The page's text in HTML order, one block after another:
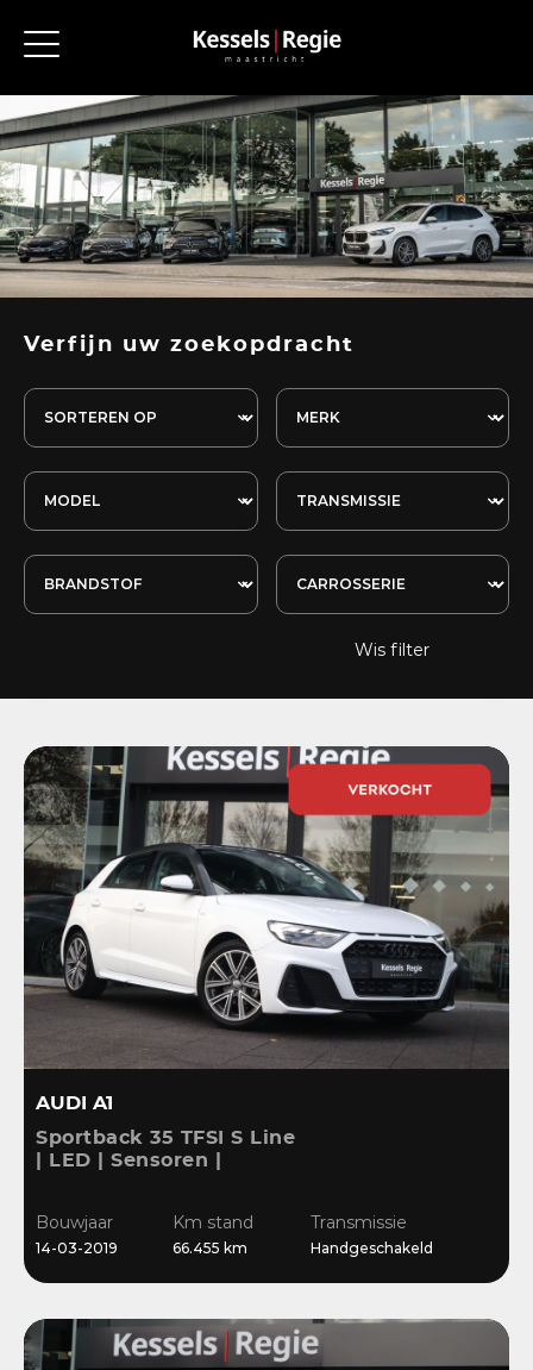
Verfijn uw zoekopdracht
Wis filter
AUDI A1
Sportback 35 TFSI S Line
| LED | Sensoren |
Bouwjaar
14-03-2019
Km stand
66.455 km
Transmissie
Handgeschakeld